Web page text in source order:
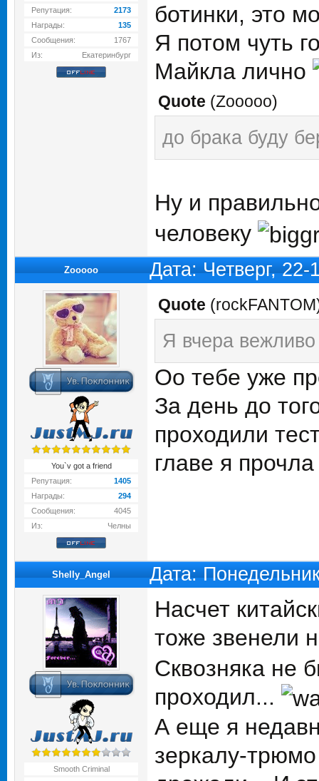
Репутация:
2173
Награды:
135
Сообщения:
1767
Из:
Екатеринбург
ботинки, это
Я потом чуть
Майкла лично
Quote (Zooooo)
до брака буду
Ну и
человеку
Zooooo Дата: Четверг,
You`v got a friend
Репутация:
1405
Награды:
294
Сообщения:
4045
Из:
Челны
Quote (rockFANTOM
Я вчера вежливо
Оо тебе уже
За день до
проходили
главе я
Shelly_Angel Дата:
Smooth Criminal
Насчет
тоже звенели
Сквозняка не
проходил...
А еще я
зеркалу-